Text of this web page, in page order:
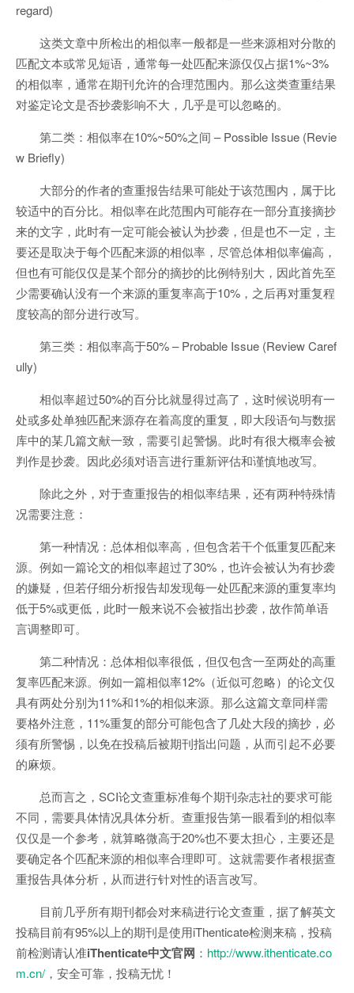
regard)
这类文章中所检出的相似率一般都是一些来源相对分散的
匹配文本或常见短语，通常每一处匹配来源仅仅占据1%~3%
的相似率，通常在期刊允许的合理范围内。那么这类查重结果
对鉴定论文是否抄袭影响不大，几乎是可以忽略的。
第二类：相似率在10%~50%之间 – Possible Issue (Revie
w Briefly)
大部分的作者的查重报告结果可能处于该范围内，属于比
较适中的百分比。相似率在此范围内可能存在一部分直接摘抄
来的文字，此时有一定可能会被认为抄袭，但是也不一定，主
要还是取决于每个匹配来源的相似率，尽管总体相似率偏高，
但也有可能仅仅是某个部分的摘抄的比例特别大，因此首先至
少需要确认没有一个来源的重复率高于10%，之后再对重复程
度较高的部分进行改写。
第三类：相似率高于50% – Probable Issue (Review Caref
ully)
相似率超过50%的百分比就显得过高了，这时候说明有一
处或多处单独匹配来源存在着高度的重复，即大段语句与数据
库中的某几篇文献一致，需要引起警惕。此时有很大概率会被
判作是抄袭。因此必须对语言进行重新评估和谨慎地改写。
除此之外，对于查重报告的相似率结果，还有两种特殊情
况需要注意：
第一种情况：总体相似率高，但包含若干个低重复匹配来
源。例如一篇论文的相似率超过了30%，也许会被认为有抄袭
的嫌疑，但若仔细分析报告却发现每一处匹配来源的重复率均
低于5%或更低，此时一般来说不会被指出抄袭，故作简单语
言调整即可。
第二种情况：总体相似率很低，但仅包含一至两处的高重
复率匹配来源。例如一篇相似率12%（近似可忽略）的论文仅
具有两处分别为11%和1%的相似来源。那么这篇文章同样需
要格外注意，11%重复的部分可能包含了几处大段的摘抄，必
须有所警惕，以免在投稿后被期刊指出问题，从而引起不必要
的麻烦。
总而言之，SCI论文查重标准每个期刊杂志社的要求可能
不同，需要具体情况具体分析。查重报告第一眼看到的相似率
仅仅是一个参考，就算略微高于20%也不要太担心，主要还是
要确定各个匹配来源的相似率合理即可。这就需要作者根据查
重报告具体分析，从而进行针对性的语言改写。
目前几乎所有期刊都会对来稿进行论文查重，据了解英文
投稿目前有95%以上的期刊是使用iThenticate检测来稿，投稿
前检测请认准iThenticate中文官网 ： http://www.ithenticate.co
m.cn/，安全可靠，投稿无忧！